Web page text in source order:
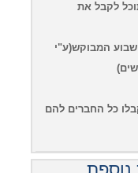
תוכל לקבל את
המבוקש(ע"י
כל החברים להם